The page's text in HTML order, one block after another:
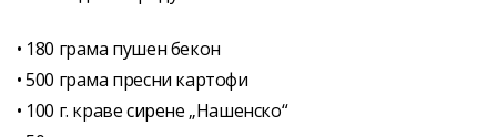
• 180 грама пушен бекон
• 500 грама пресни картофи
• 100 г. краве сирене „Нашенско“